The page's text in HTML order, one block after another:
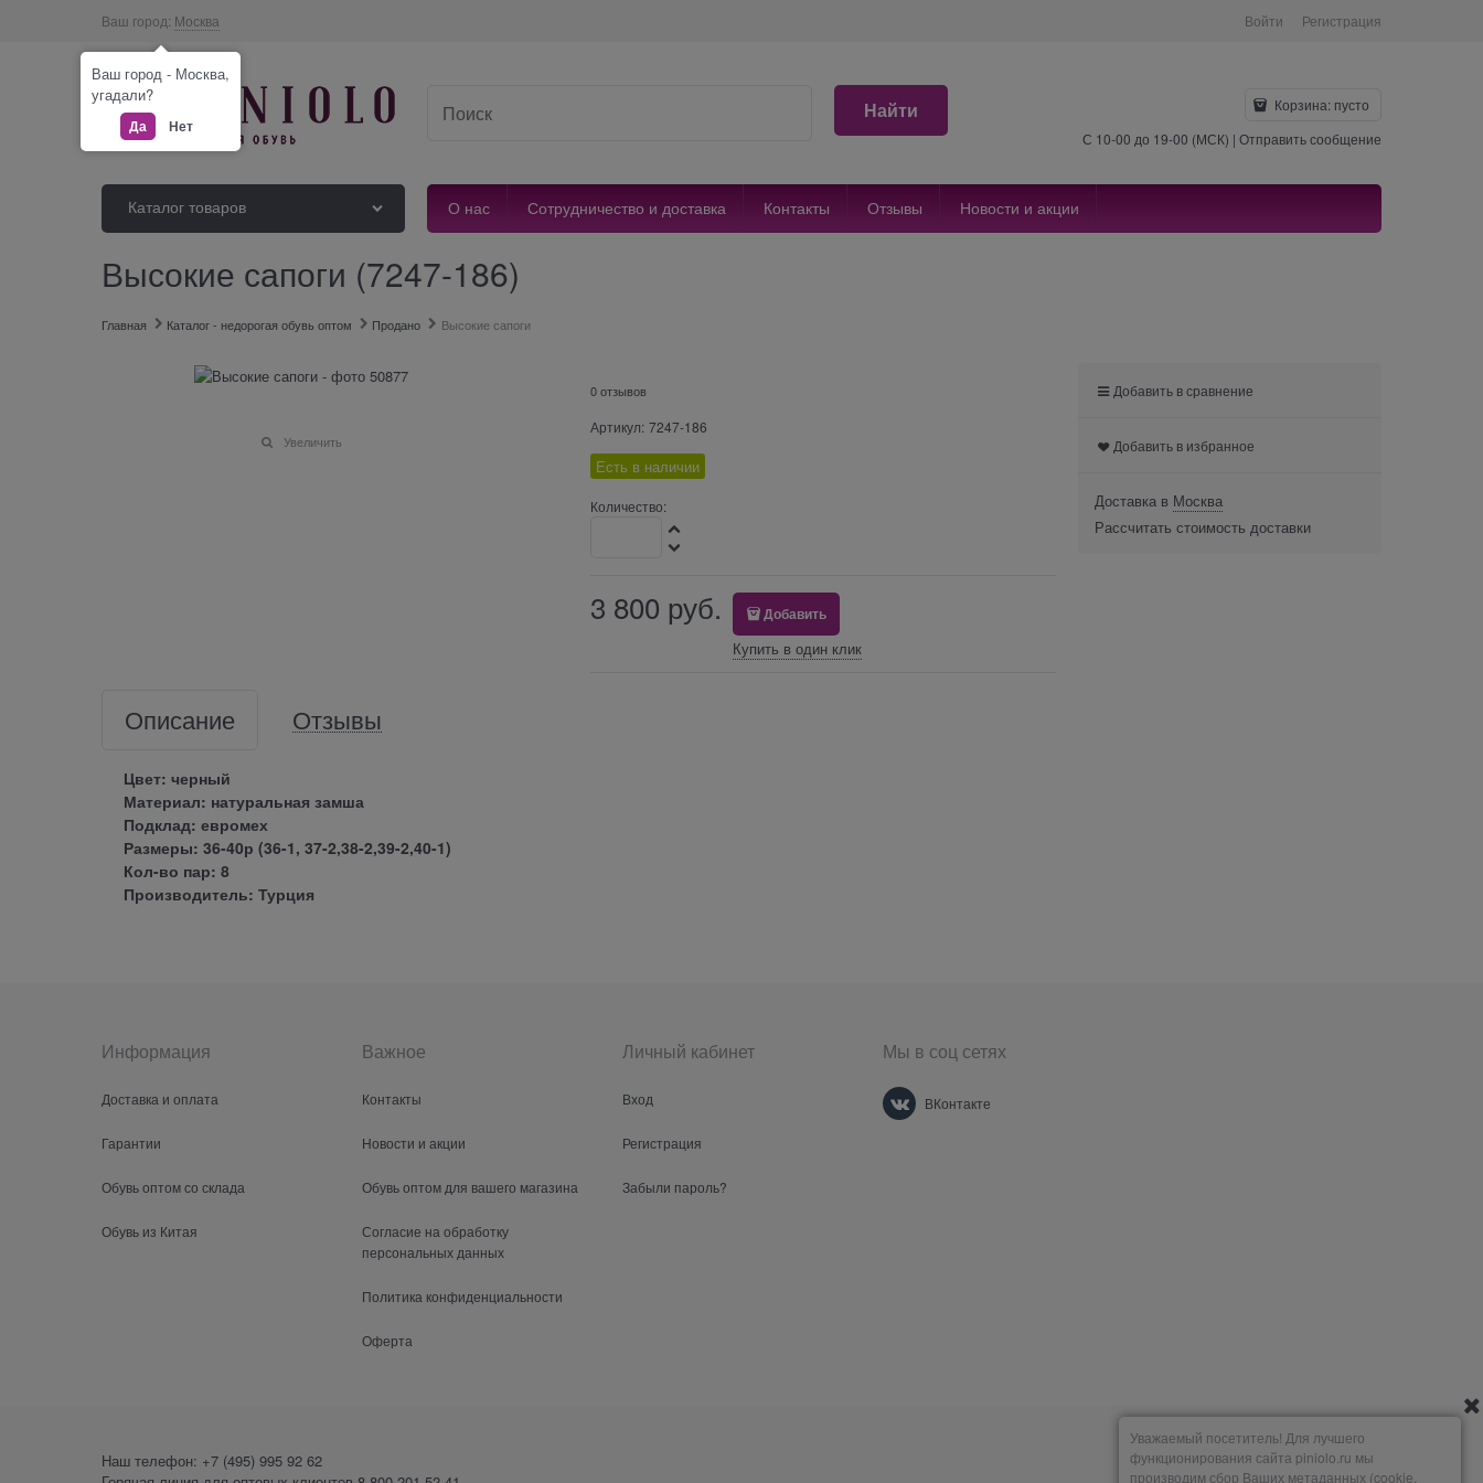
Ваш город: Москва Войти Регистрация
Найти Корзина: пусто
С 10-00 до 19-00 (МСК) | Отправить сообщение
Каталог товаров О нас Сотрудничество и доставка Контакты Отзывы Новости и акции
Высокие сапоги (7247-186)
Главная Каталог - недорогая обувь оптом Продано Высокие сапоги
Увеличить
0 отзывов
Артикул: 7247-186
Есть в наличии
Количество:
3 800 руб. Добавить
Купить в один клик
Описание Отзывы
Цвет: черный
Материал: натуральная замша
Подклад: евромех
Размеры: 36-40р (36-1, 37-2,38-2,39-2,40-1)
Кол-во пар: 8
Производитель: Турция
Добавить в сравнение
Добавить в избранное
Доставка в Москва
Рассчитать стоимость доставки
Информация
Доставка и оплата
Гарантии
Обувь оптом со склада
Обувь из Китая
Важное
Контакты
Новости и акции
Обувь оптом для вашего магазина
Согласие на обработку
персональных данных
Политика конфиденциальности
Оферта
Личный кабинет
Вход
Регистрация
Забыли пароль?
Мы в соц сетях
ВКонтакте
Наш телефон: +7 (495) 995 92 62
Ваш город - Москва,
угадали?
Да Нет
Уважаемый посетитель! Для лучшего
функционирования сайта piniolo.ru мы
производим сбор Ваших метаданных (cookie,